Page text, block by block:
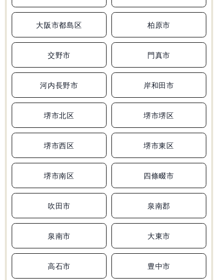
無料体験
無料学力診断テスト
大阪市都島区 柏原市
交野市 門真市
河内長野市 岸和田市
堺市北区 堺市堺区
堺市西区 堺市東区
堺市南区 四條畷市
吹田市 泉南郡
泉南市 大東市
高石市 豊中市